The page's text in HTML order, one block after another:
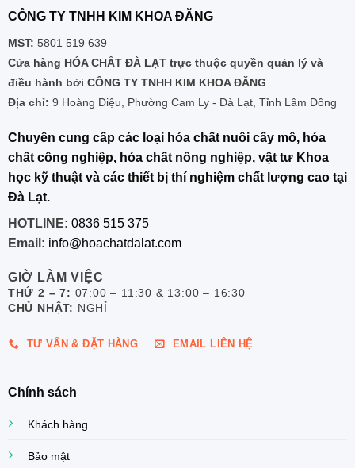
CÔNG TY TNHH KIM KHOA ĐĂNG
MST: 5801 519 639
Cửa hàng HÓA CHẤT ĐÀ LẠT trực thuộc quyền quản lý và
điều hành bởi CÔNG TY TNHH KIM KHOA ĐĂNG
Địa chỉ: 9 Hoàng Diệu, Phường Cam Ly - Đà Lạt, Tỉnh Lâm Đồng
Chuyên cung cấp các loại hóa chất nuôi cấy mô, hóa
chất công nghiệp, hóa chất nông nghiệp, vật tư Khoa
học kỹ thuật và các thiết bị thí nghiệm chất lượng cao tại
Đà Lạt.
HOTLINE: 0836 515 375
Email: info@hoachatdalat.com
GIỜ LÀM VIỆC
THỨ 2 – 7: 07:00 – 11:30 & 13:00 – 16:30
CHỦ NHẬT: NGHỈ
TƯ VẤN & ĐẶT HÀNG EMAIL LIÊN HỆ
Chính sách
Khách hàng
Bảo mật